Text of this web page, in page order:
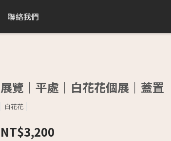
聯絡我們
展覽｜平處｜白花花個展｜蓋置
白花花
NT$3,200